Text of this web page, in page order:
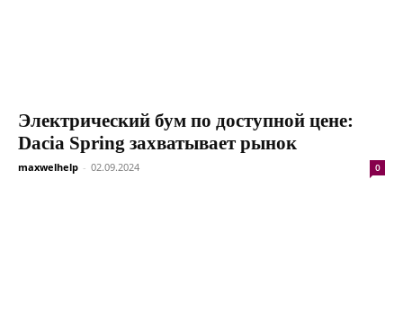
Электрический бум по доступной цене:
Dacia Spring захватывает рынок
maxwelhelp - 02.09.2024 0